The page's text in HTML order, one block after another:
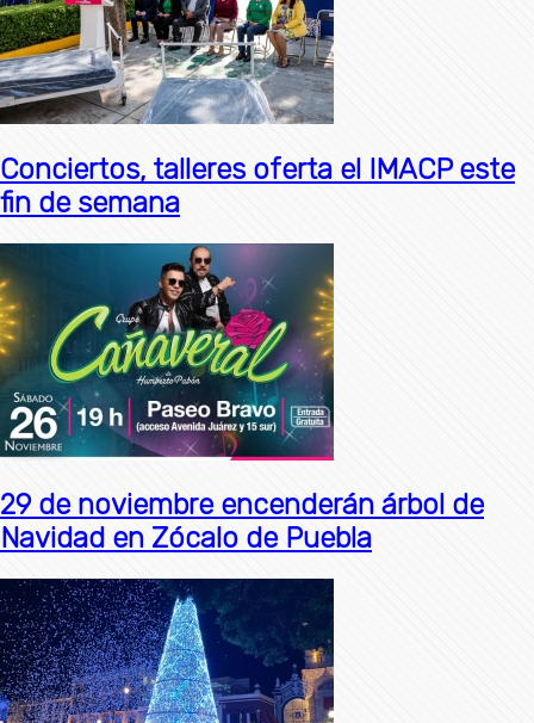
Conciertos, talleres oferta el IMACP este
fin de semana
29 de noviembre encenderán árbol de
Navidad en Zócalo de Puebla